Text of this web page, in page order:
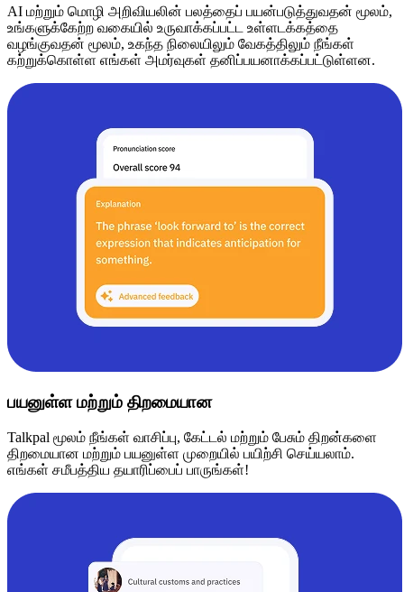
AI மற்றும் மொழி அறிவியலின் பலத்தைப் பயன்படுத்துவதன் மூலம்,
உங்களுக்கேற்ற வகையில் உருவாக்கப்பட்ட உள்ளடக்கத்தை
வழங்குவதன் மூலம், உகந்த நிலையிலும் வேகத்திலும் நீங்கள்
கற்றுக்கொள்ள எங்கள் அமர்வுகள் தனிப்பயனாக்கப்பட்டுள்ளன.
பயனுள்ள மற்றும் திறமையான
Talkpal மூலம் நீங்கள் வாசிப்பு, கேட்டல் மற்றும் பேசும் திறன்களை
திறமையான மற்றும் பயனுள்ள முறையில் பயிற்சி செய்யலாம்.
எங்கள் சமீபத்திய தயாரிப்பைப் பாருங்கள்!